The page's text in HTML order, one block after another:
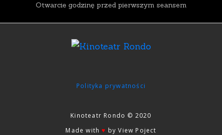
Otwarcie godzinę przed pierwszym seansem
Polityka prywatności
Kinoteatr Rondo © 2020
Made with♥ by View Poject